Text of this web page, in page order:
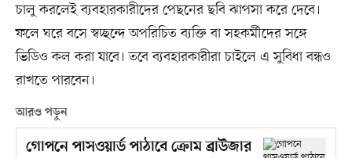
চালু করলেই ব্যবহারকারীদের পেছনের ছবি ঝাপসা করে দেবে।
ফলে ঘরে বসে স্বচ্ছন্দে অপরিচিত ব্যক্তি বা সহকর্মীদের সঙ্গে
ভিডিও কল করা যাবে। তবে ব্যবহারকারীরা চাইলে এ সুবিধা বন্ধও
রাখতে পারবেন।
আরও পড়ুন
গোপনে পাসওয়ার্ড পাঠাবে ক্রোম ব্রাউজার